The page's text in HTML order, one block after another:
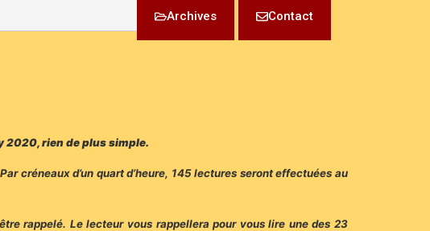
Archives Contact
2020, rien de plus simple.
créneaux d’un quart d’heure, 145 lectures seront effectuées au
rappelé. Le lecteur vous rappellera pour vous lire une des 23